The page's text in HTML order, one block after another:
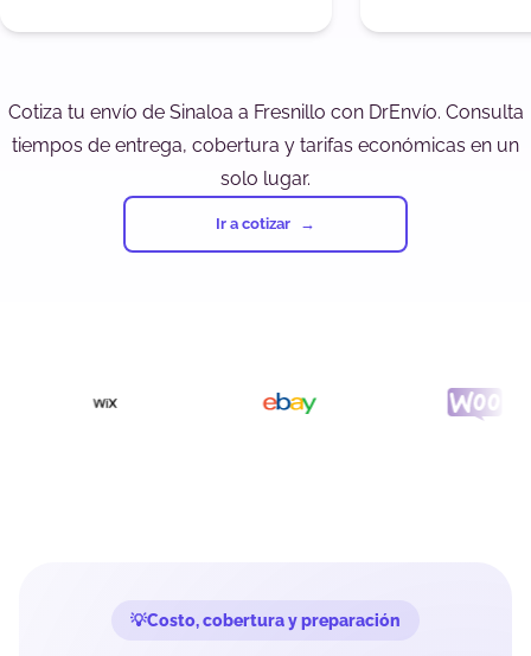
Cotiza tu envío de Sinaloa a Fresnillo con DrEnvío. Consulta
tiempos de entrega, cobertura y tarifas económicas en un
solo lugar.
Ir a cotizar
Costo, cobertura y preparación